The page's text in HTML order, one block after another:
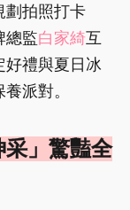
劃拍照打卡
總監白家綺互
好禮與夏日冰
派對。
」驚豔全